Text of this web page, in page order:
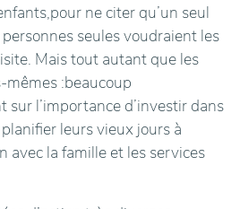
ne citer qu’un seul
seules voudraient les
Mais tout autant que les
mêmes :beaucoup
sur l’importance d’investir dans
leurs vieux jours à
avec la famille et les services